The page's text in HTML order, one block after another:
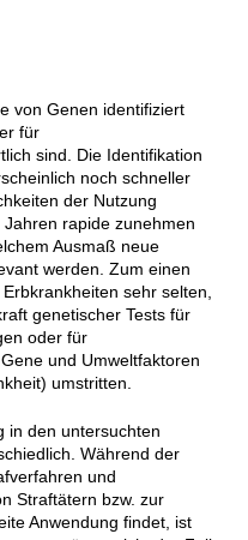
von Genen identifiziert
für
sind. Die Identifikation
noch schneller
der Nutzung
rapide zunehmen
Ausmaß neue
werden. Zum einen
sehr selten,
genetischer Tests für
oder für
und Umweltfaktoren
umstritten.
in den untersuchten
Während der
und
Straftätern bzw. zur
Anwendung findet, ist